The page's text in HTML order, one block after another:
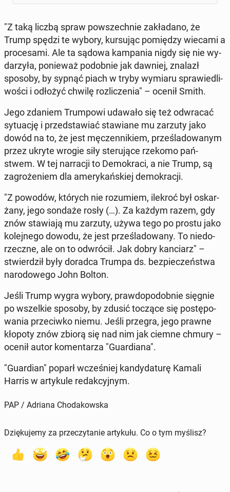
"Z taką liczbą spraw po­wszech­nie za­kła­da­no, że
Trump spędzi te wybory, kur­su­jąc po­mię­dzy wiecami a
pro­ce­sa­mi. Ale ta sądowa kam­pa­nia nigdy się nie wy­
da­rzy­ła, po­nie­waż po­dob­nie jak dawniej, znalazł
sposoby, by sypnąć piach w tryby wymiaru spra­wie­dli­
wo­ści i odłożyć chwilę roz­li­cze­nia" – ocenił Smith.
Jego zdaniem Trum­po­wi udawało się też od­wra­cać
sy­tu­ację i przed­sta­wiać sta­wia­ne mu zarzuty jako
dowód na to, że jest mę­czen­ni­kiem, prze­śla­do­wa­nym
przez ukryte wrogie siły ste­ru­ją­ce rzekomo pań­
stwem. W tej nar­ra­cji to De­mo­kra­ci, a nie Trump, są
za­gro­że­niem dla ame­ry­kań­skiej de­mo­kra­cji.
"Z powodów, których nie ro­zu­miem, ilekroć był oskar­
ża­ny, jego sondaże rosły (…). Za każdym razem, gdy
znów sta­wia­ją mu zarzuty, używa tego po prostu jako
ko­lej­ne­go dowodu, że jest prze­śla­do­wa­ny. To nie­do­
rzecz­ne, ale on to od­wró­cił. Jak dobry kan­ciarz" –
stwier­dził były doradca Trumpa ds. bez­pie­czeń­stwa
na­ro­do­we­go John Bolton.
Jeśli Trump wygra wybory, praw­do­po­dob­nie sięgnie
po wszel­kie sposoby, by zdusić toczące się po­stę­po­
wa­nia prze­ciw­ko niemu. Jeśli przegra, jego prawne
kłopoty znów zbiorą się nad nim jak ciemne chmury –
ocenił autor ko­men­ta­rza "Gu­ar­dia­na".
"Gu­ar­dian" poparł wcze­śniej kan­dy­da­tu­rę Kamali
Harris w ar­ty­ku­le re­dak­cyj­nym.
PAP / Adriana Chodakowska
Dziękujemy za przeczytanie artykułu. Co o tym myślisz?